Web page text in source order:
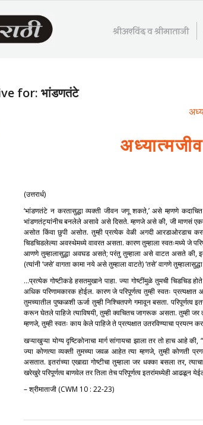
श्रीअरविंद व श्रीमाताजी
for: भांडणतंटे
(उत्तरार्ध)
‘भांडणतंटे न करतासुद्धा व्यक्ती जीवन जगू शकते,’ असे म्हणणे
भांडणतंट्यांनीच बनलेले असावे असे दिसते. म्हणजे असे की, जी माणसं
असोत किंवा छुपी असोत. तुम्ही प्रत्येक वेळी अगदी आरडाओरडाच
चिडचिडलेल्या अवस्थेमध्ये वावरत असता. कारण तुम्हाला स्वतःमध्ये जे
आणणे तुम्हालासुद्धा अवघड असते; परंतु तुम्हाला असे वाटत असते की,
(त्यांनी ‘जसे’ वागता कामा नये असे तुम्हाला वाटते) ‘तसे‌’ वागणे
…प्रत्येक गोष्टीकडे हसतमुखाने पाहा. ज्या गोष्टींमुळे तुमची चिडचिड
अधिक परिणामकारक होईल. कारण जे परिपूर्णत्व तुम्ही स्वतः
तुमच्यातील पुष्कळशी ऊर्जा तुम्ही निश्चितपणे गमावून बसता. परिपूर्णत्व
करून घेतले पाहिजे त्याविषयी, तुम्ही क्वचितच जागरूक असता. तुम्ही
म्हणजे, तुम्ही स्वतः काय केले पाहिजे ते प्रत्यक्षात उतरविण्याचा
खऱ्याखुऱ्या योग्य दृष्टिकोनाचा मार्ग सांगायचा झाला तर तो हाच आहे
ज्या कोणत्या व्यक्ती तुमच्या जवळ आहेत त्या म्हणजे, तुम्ही कोणती
असतात. इतरांच्या एखाद्या गोष्टीचा तुम्हाला जर धक्का बसला तर,
खरेखुरे परिपूर्णत्व बाणवेल तर तिला तेच परिपूर्णत्व इतरांमध्येही आढळून
– श्रीमाताजी (CWM 10 : 22-23)